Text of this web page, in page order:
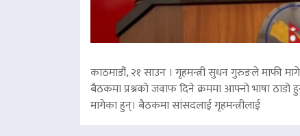
काठमाडौं, २१ साउन । गृहमन्त्री सुधन गुरुङले माफी
बैठकमा प्रश्नको जवाफ दिने क्रममा आफ्नो भाषा
मागेका हुन्। बैठकमा सांसदलाई गृहमन्त्रीलाई